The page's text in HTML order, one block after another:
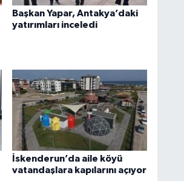
Başkan Yapar, Antakya’daki
yatırımları inceledi
İskenderun’da aile köyü
vatandaşlara kapılarını açıyor